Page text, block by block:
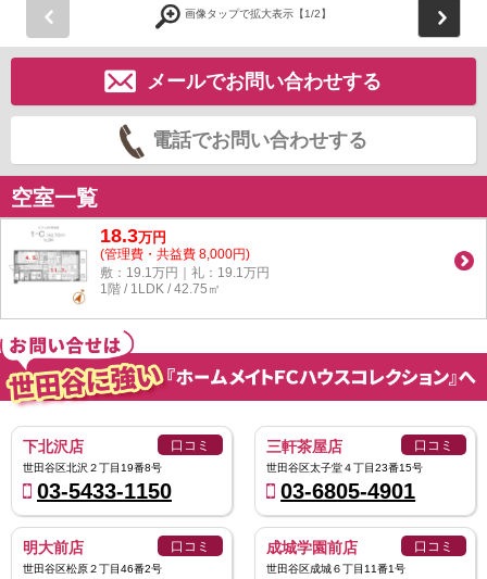
画像タップで拡大表示【1/2】
メールでお問い合わせする
電話でお問い合わせする
空室一覧
18.3万円
(管理費・共益費 8,000円)
敷：19.1万円｜礼：19.1万円
1階 / 1LDK / 42.75㎡
下北沢店
世田谷区北沢２丁目19番8号
口コミ
03-5433-1150
三軒茶屋店
世田谷区太子堂４丁目23番15号
口コミ
03-6805-4901
明大前店
世田谷区松原２丁目46番2号
口コミ 成城学園前店
世田谷区成城６丁目11番1号
口コミ